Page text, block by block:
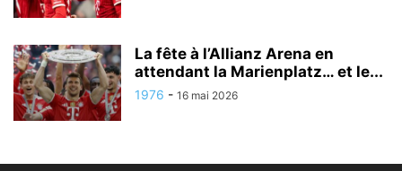
La fête à l’Allianz Arena en
attendant la Marienplatz… et le...
1976 - 16 mai 2026